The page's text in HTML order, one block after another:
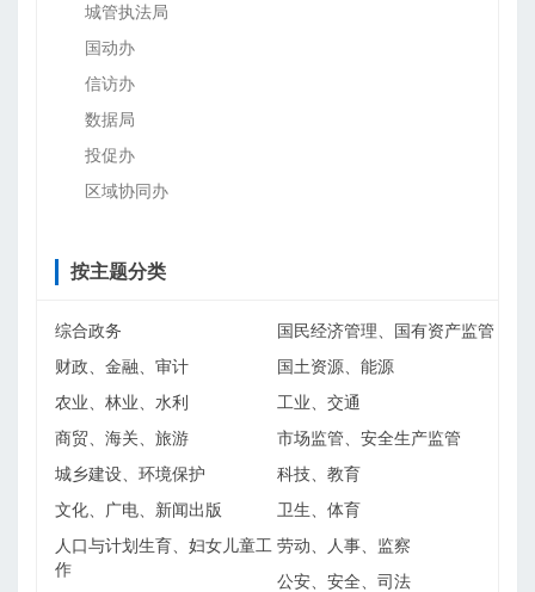
城管执法局
国动办
信访办
数据局
投促办
区域协同办
按主题分类
综合政务
国民经济管理、国有资产监管
财政、金融、审计
国土资源、能源
农业、林业、水利
工业、交通
商贸、海关、旅游
市场监管、安全生产监管
城乡建设、环境保护
科技、教育
文化、广电、新闻出版
卫生、体育
人口与计划生育、妇女儿童工
作
劳动、人事、监察
公安、安全、司法